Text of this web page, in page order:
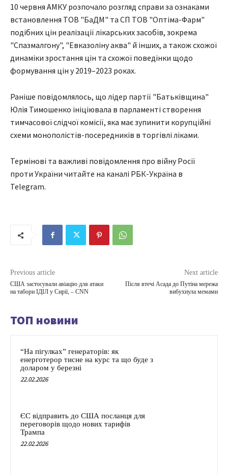
10 червня АМКУ розпочало розгляд справи за ознаками
встановлення ТОВ "БаДМ" та СП ТОВ "Оптіма-Фарм"
подібних цін реалізації лікарських засобів, зокрема
"Спазмалгону", "Евказоліну аква" й інших, а також схожої
динаміки зростання цін та схожої поведінки щодо
формування цін у 2019–2023 роках.
Раніше повідомлялось, що лідер партії "Батьківщина"
Юлія Тимошенко ініціювала в парламенті створення
тимчасової слідчої комісії, яка має зупинити корупційні
схеми монополістів-посередників в торгівлі ліками.
Термінові та важливі повідомлення про війну Росії
проти України читайте на каналі РБК-Україна в
Telegram.
Previous article
США застосували авіацію для атаки
на табори ІДІЛ у Сирії, – CNN
Next article
Після втечі Асада до Путіна мережа
вибухнула мемами
ТОП новини
“На пігулках” генераторів: як
енерготерор тисне на курс та що буде з
доларом у березні
22.02.2026
ЄС відправить до США посланця для
переговорів щодо нових тарифів
Трампа
22.02.2026